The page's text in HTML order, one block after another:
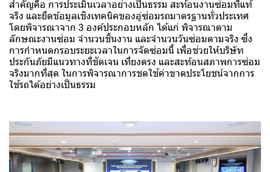
สำคัญคือ การประเมินเวลาอย่างเป็นธรรม สะท้อนงานซ่อมที่แท้
จริง และยึดข้อมูลเชิงเทคนิคของอู่ซ่อมรถมาตรฐานทั่วประเทศ
โดยพิจารณาจาก 3 องค์ประกอบหลัก ได้แก่ พิจารณาตาม
ลักษณะงานซ่อม จำนวนชิ้นงาน และจำนวนวันซ่อมตามจริง ซึ่ง
การกำหนดกรอบระยะเวลาในการจัดซ่อมนี้ เพื่อช่วยให้บริษัท
ประกันภัยมีแนวทางที่ชัดเจน เที่ยงตรง และสะท้อนสภาพการซ่อม
จริงมากที่สุด ในการพิจารณาการชดใช้ค่าขาดประโยชน์จากการ
ใช้รถได้อย่างเป็นธรรม